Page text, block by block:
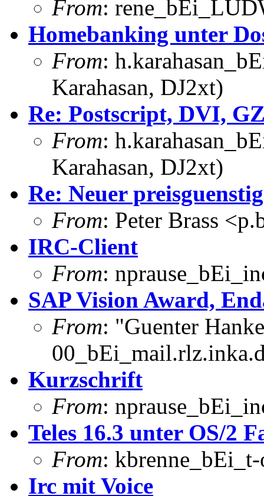
From:
Homebanking unter
From:
Karahasan, DJ2xt)
Re: Postscript, DVI,
From:
Karahasan, DJ2xt)
Re: Neuer
From: Peter Brass
IRC-Client
From:
SAP Vision Award,
From: "Guenter
Kurzschrift
From:
Teles 16.3 unter OS/2
From:
Irc mit Voice